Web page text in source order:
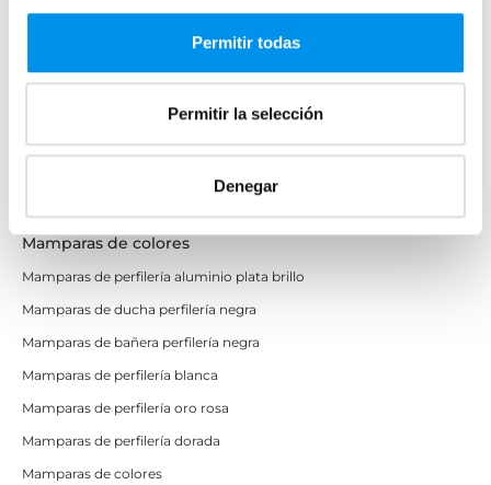
Permitir todas
Permitir la selección
Denegar
Apertura plegable
Correderas
Mamparas a ras de suelo
Mamparas de colores
Mamparas de perfilería aluminio plata brillo
Mamparas de ducha perfilería negra
Mamparas de bañera perfilería negra
Mamparas de perfilería blanca
Mamparas de perfilería oro rosa
Mamparas de perfilería dorada
Mamparas de colores